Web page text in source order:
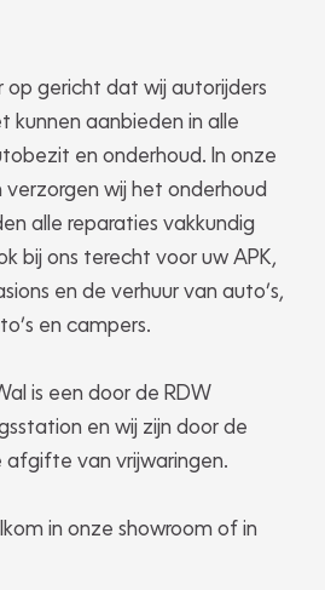
op gericht dat wij autorijders
kunnen aanbieden in alle
en onderhoud. In onze
verzorgen wij het onderhoud
alle reparaties vakkundig
bij ons terecht voor uw APK,
en de verhuur van auto’s,
en campers.
is een door de RDW
en wij zijn door de
afgifte van vrijwaringen.
in onze showroom of in